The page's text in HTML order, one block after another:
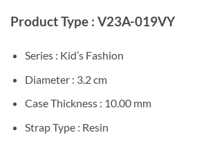
Rp270,000.00.
Product Type : V23A-019VY
Series : Kid’s Fashion
Diameter : 3.2 cm
Case Thickness : 10.00 mm
Strap Type : Resin